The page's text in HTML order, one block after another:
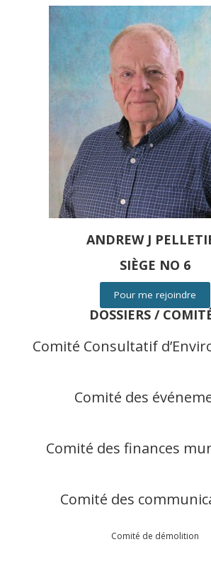
ANDREW J
SIÈGE NO 6
Pour me rejoindre
DOSSIERS /
Comité Consultatif
Comité des
Comité des finances
Comité des
Comité de démolition